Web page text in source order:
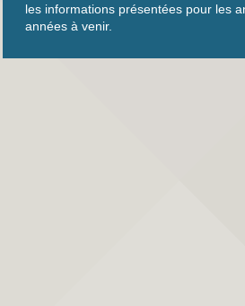
les informations présentées pour les
années à venir.